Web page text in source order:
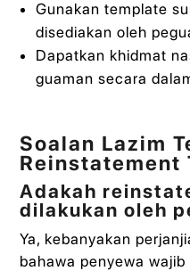
Gunakan template
disediakan oleh
Dapatkan khidmat
guaman secara
Soalan Lazim
Reinstatement
Adakah
dilakukan oleh
Ya, kebanyakan
bahawa penyewa